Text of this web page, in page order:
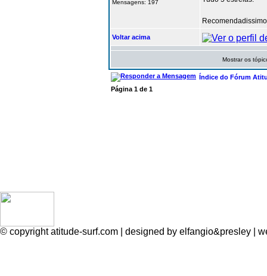
Mensagens: 197
Voltar acima
Mostrar os
Índice do Fórum
Página 1 de 1
© copyright atitude-surf.com | designed by elfangio&presley |